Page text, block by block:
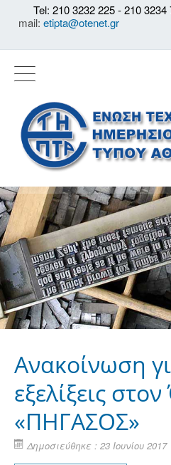
Tel: 210 3232 225 - 210 3234
mail: etipta@otenet.gr
Ανακοίνωση
εξελίξεις
«ΠΗΓΑΣΟΣ»
Δημοσιεύθηκε : 23 Ιουνίου 2017